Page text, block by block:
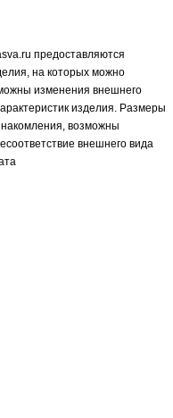
предоставляются
на которых можно
изменения внешнего
изделия. Размеры
возможны
внешнего вида